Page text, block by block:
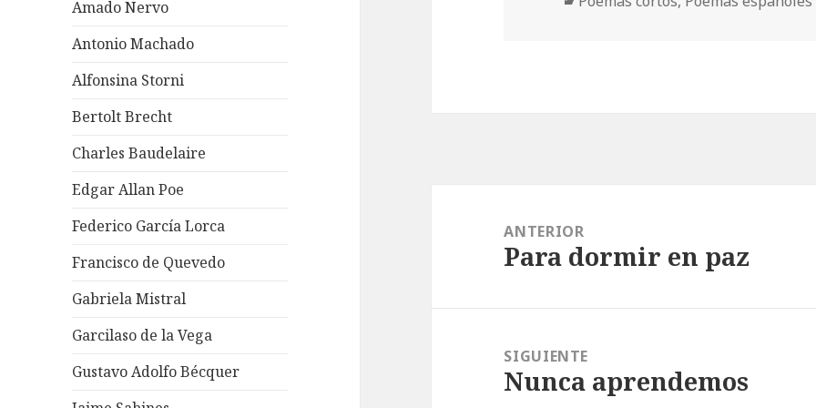
Amado Nervo
Antonio Machado
Alfonsina Storni
Bertolt Brecht
Charles Baudelaire
Edgar Allan Poe
Federico García Lorca
Francisco de Quevedo
Gabriela Mistral
Garcilaso de la Vega
Gustavo Adolfo Bécquer
entradas
ANTERIOR
Entrada
Para dormir en paz
SIGUIENTE
Entrada
Nunca aprendemos